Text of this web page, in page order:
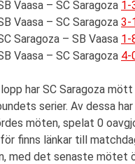
Vaasa – SC Saragoza 1-
Vaasa – SC Saragoza 3-
Saragoza – SB Vaasa 1-
Vaasa – SC Saragoza 4-
har SC Saragoza
serier. Av dessa har
möten, spelat 0
finns länkar till
med det senaste mötet